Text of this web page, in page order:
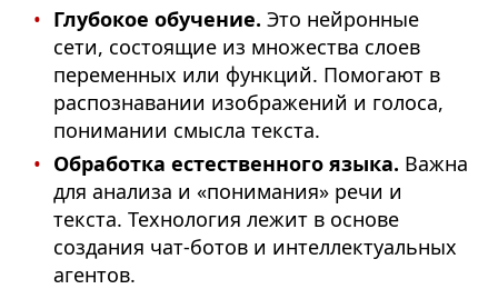
Глубокое обучение. Это нейронные
сети, состоящие из множества слоев
переменных или функций. Помогают в
распо­знавании изображений и голоса,
понимании смысла текста.
Обработка естественного языка. Важна
для анализа и «понимания» речи и
текста. Технология лежит в основе
создания чат-ботов и интеллектуальных
агентов.